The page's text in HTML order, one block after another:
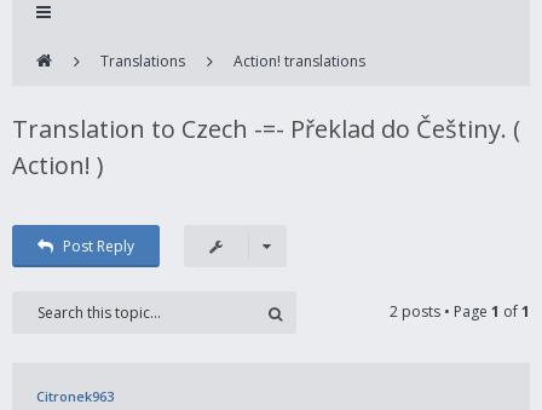
Translations Action! translations
Translation to Czech -=- Překlad do Češtiny. (
Action! )
Post Reply
2 posts • Page 1 of1
Citronek963